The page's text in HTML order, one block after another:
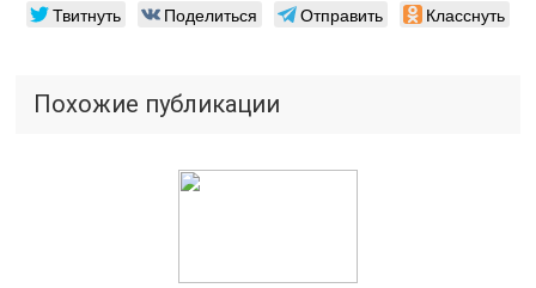
Твитнуть Поделиться Отправить Класснуть
Похожие публикации